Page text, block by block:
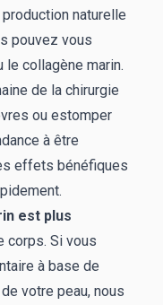
naturelle
pouvez vous
le collagène marin.
de la chirurgie
ou estomper
à être
effets bénéfiques
est plus
corps. Si vous
à base de
votre peau, nous